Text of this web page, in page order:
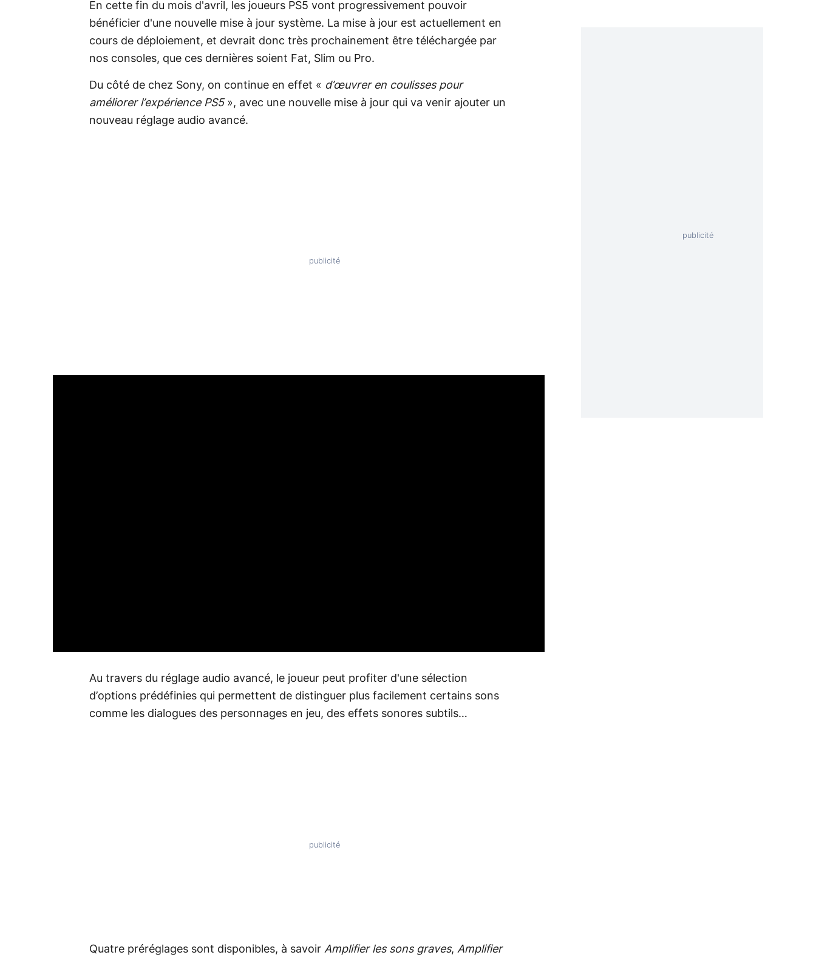
En cette fin du mois d'avril, les joueurs PS5 vont progressivement pouvoir
bénéficier d'une nouvelle mise à jour système. La mise à jour est actuellement en
cours de déploiement, et devrait donc très prochainement être téléchargée par
nos consoles, que ces dernières soient Fat, Slim ou Pro.
Du côté de chez Sony, on continue en effet « d’œuvrer en coulisses pour
améliorer l’expérience PS5 », avec une nouvelle mise à jour qui va venir ajouter un
nouveau réglage audio avancé.
Au travers du réglage audio avancé, le joueur peut profiter d'une sélection
d’options prédéfinies qui permettent de distinguer plus facilement certains sons
comme les dialogues des personnages en jeu, des effets sonores subtils…
Quatre préréglages sont disponibles, à savoir Amplifier les sons graves, Amplifier